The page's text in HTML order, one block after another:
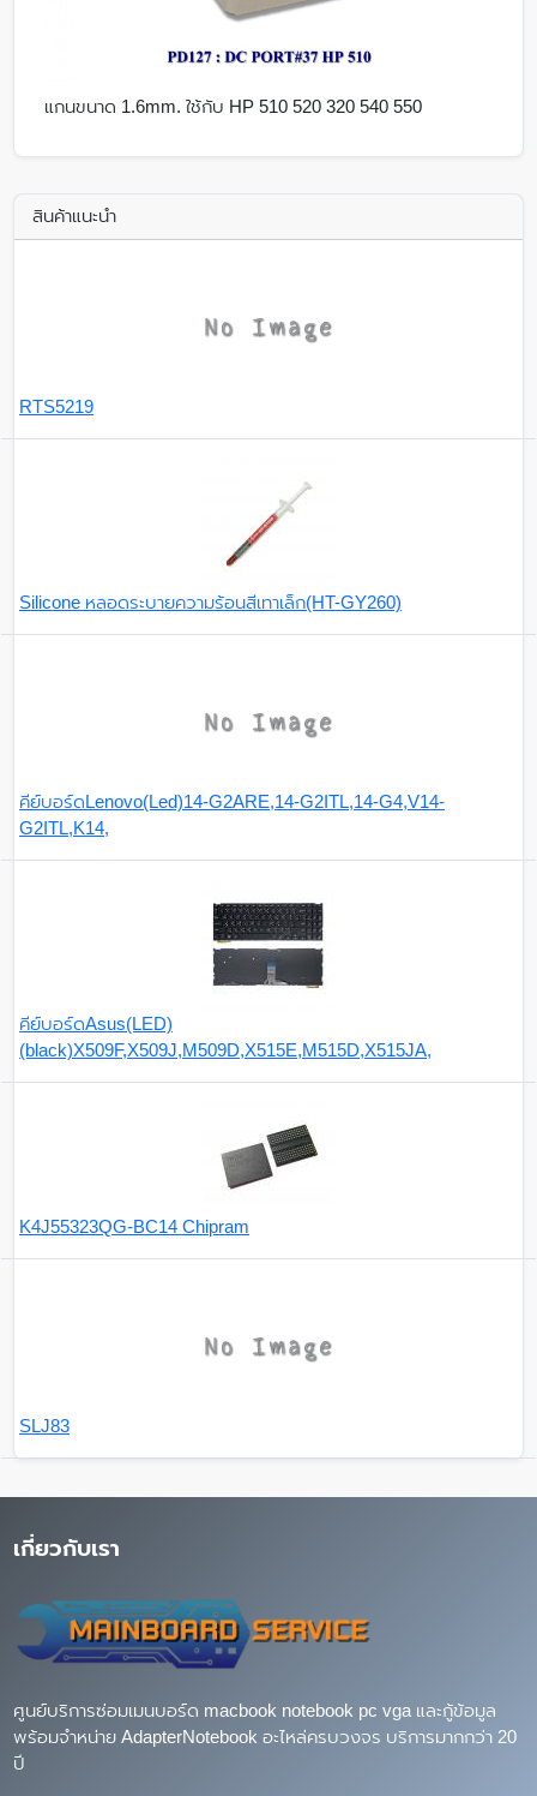
แกนขนาด 1.6mm. ใช้กับ HP 510 520 320 540 550
สินค้าแนะนำ
RTS5219
Silicone หลอดระบายความร้อนสีเทาเล็ก(HT-GY260)
คีย์บอร์ดLenovo(Led)14-G2ARE,14-G2ITL,14-G4,V14-
G2ITL,K14,
คีย์บอร์ดAsus(LED)
(black)X509F,X509J,M509D,X515E,M515D,X515JA,
K4J55323QG-BC14 Chipram
SLJ83
เกี่ยวกับเรา
ศูนย์บริการซ่อมเมนบอร์ด macbook notebook pc vga และกู้ข้อมูล
พร้อมจำหน่าย AdapterNotebook อะไหล่ครบวงจร บริการมากกว่า 20
ปี